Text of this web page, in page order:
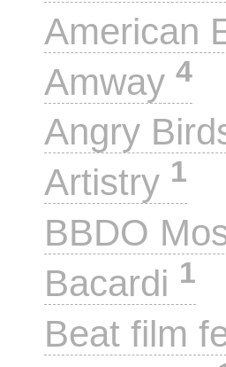
American
Amway 4
Angry
Artistry 1
BBDO
Bacardi 1
Beat film